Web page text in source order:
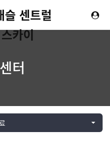
슬 센트럴
카이
터